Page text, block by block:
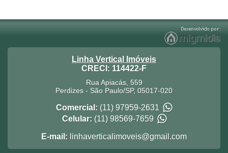
Linha Vertical Imóveis
CRECI: 114422-F
Rua Apiacás, 559
Perdizes - São Paulo/SP, 05017-020
Comercial: (11) 97959-2631
Celular: (11) 98569-7659
E-mail: linhaverticalimoveis@gmail.com